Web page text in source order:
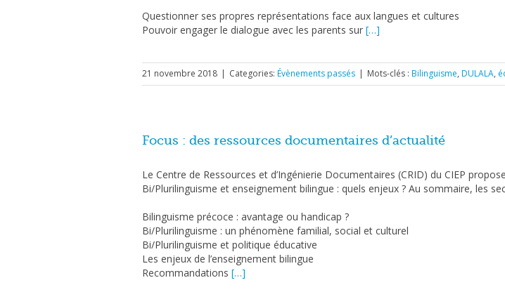
Questionner ses propres représentations face aux langues et cultures
Pouvoir engager le dialogue avec les parents sur […]
21 novembre 2018 | Categories: Évènements passés | Mots-clés : Bilinguisme, DULALA,
Focus : des ressources documentaires d’actualité
Le Centre de Ressources et d’Ingénierie Documentaires (CRID) du CIEP
Bi/Plurilinguisme et enseignement bilingue : quels enjeux ? Au sommaire, les
Bilinguisme précoce : avantage ou handicap ?
Bi/Plurilinguisme : un phénomène familial, social et culturel
Bi/Plurilinguisme et politique éducative
Les enjeux de l’enseignement bilingue
Recommandations […]